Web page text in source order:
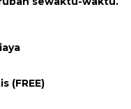
(FREE)